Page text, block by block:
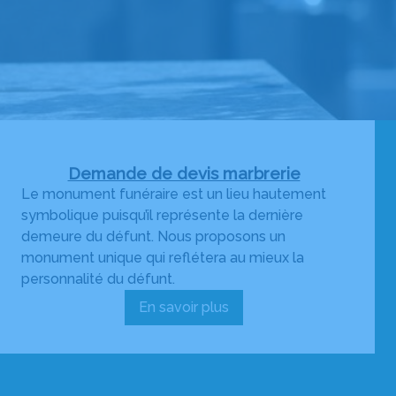
Demande de devis marbrerie
Le monument funéraire est un lieu hautement
symbolique puisqu’il représente la dernière
demeure du défunt. Nous proposons un
monument unique qui reflétera au mieux la
personnalité du défunt.
En savoir plus
:
de